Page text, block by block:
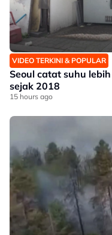
VIDEO TERKINI & POPULAR
Seoul catat suhu
sejak 2018
15 hours ago